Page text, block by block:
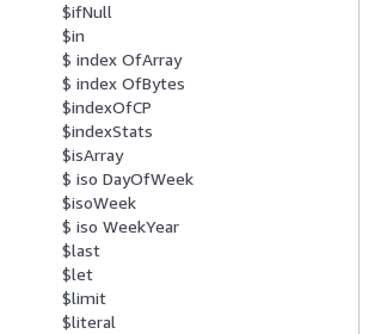
$ifNull
$in
$ index OfArray
$ index OfBytes
$indexOfCP
$indexStats
$isArray
$ iso DayOfWeek
$isoWeek
$ iso WeekYear
$last
$let
$limit
$literal